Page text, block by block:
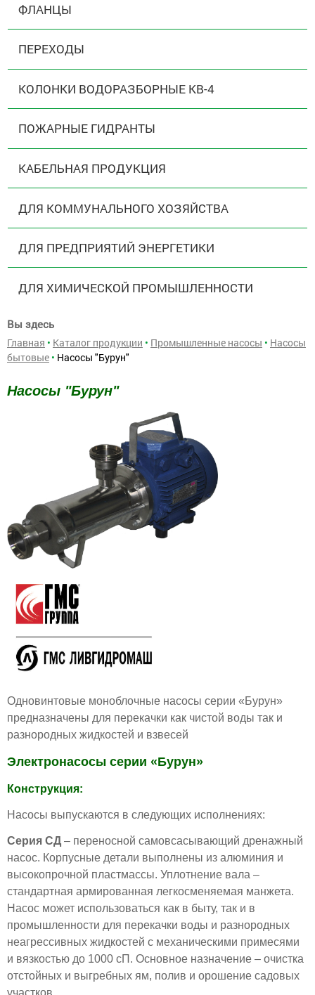
ФЛАНЦЫ
ПЕРЕХОДЫ
КОЛОНКИ ВОДОРАЗБОРНЫЕ КВ-4
ПОЖАРНЫЕ ГИДРАНТЫ
КАБЕЛЬНАЯ ПРОДУКЦИЯ
ДЛЯ КОММУНАЛЬНОГО ХОЗЯЙСТВА
ДЛЯ ПРЕДПРИЯТИЙ ЭНЕРГЕТИКИ
ДЛЯ ХИМИЧЕСКОЙ ПРОМЫШЛЕННОСТИ
Вы здесь
Главная • Каталог продукции • Промышленные насосы • Насосы
бытовые • Насосы "Бурун"
Насосы "Бурун"
Одновинтовые моноблочные насосы серии «Бурун»
предназначены для перекачки как чистой воды так и
разнородных жидкостей и взвесей
Электронасосы серии «Бурун»
Конструкция:
Насосы выпускаются в следующих исполнениях:
Серия СД – переносной самовсасывающий дренажный
насос. Корпусные детали выполнены из алюминия и
высокопрочной пластмассы. Уплотнение вала –
стандартная армированная легкосменяемая манжета.
Насос может использоваться как в быту, так и в
промышленности для перекачки воды и разнородных
неагрессивных жидкостей с механическими примесями
и вязкостью до 1000 сП. Основное назначение – очистка
отстойных и выгребных ям, полив и орошение садовых
участков.